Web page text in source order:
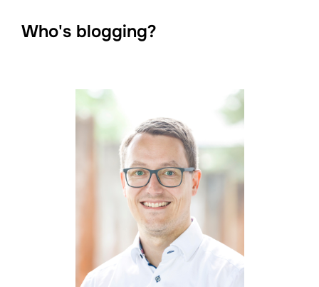
Who's blogging?